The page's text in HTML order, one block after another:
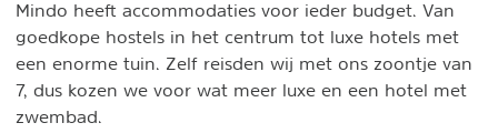
Mindo heeft accommodaties voor ieder budget. Van
goedkope hostels in het centrum tot luxe hotels met
een enorme tuin. Zelf reisden wij met ons zoontje van
7, dus kozen we voor wat meer luxe en een hotel met
zwembad.